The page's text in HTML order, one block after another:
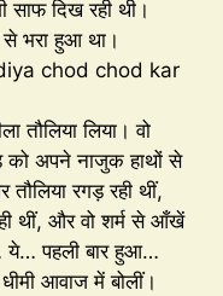
साफ दिख रही थी।
भरा हुआ था।
chod chod kar
तौलिया लिया। वो
अपने नाजुक हाथों से
रगड़ रही थीं,
थीं, और वो शर्म से आँखें
ये… पहली बार हुआ…
आवाज में बोलीं।